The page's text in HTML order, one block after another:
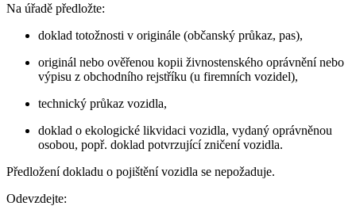
Na úřadě předložte:
doklad totožnosti v originále (občanský průkaz, pas),
originál nebo ověřenou kopii živnostenského oprávnění nebo
výpisu z obchodního rejstříku (u firemních vozidel),
technický průkaz vozidla,
doklad o ekologické likvidaci vozidla, vydaný oprávněnou
osobou, popř. doklad potvrzující zničení vozidla.
Předložení dokladu o pojištění vozidla se nepožaduje.
Odevzdejte: